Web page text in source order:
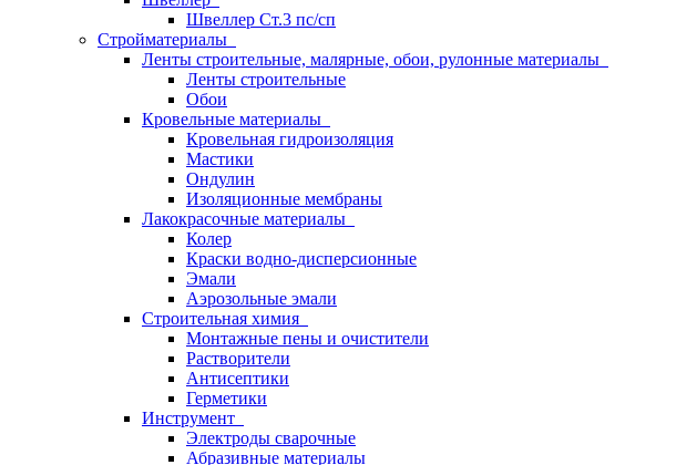
Швеллер Ст.3 пс/сп
Стройматериалы
Ленты строительные, малярные, обои, рулонные материалы
Ленты строительные
Обои
Кровельные материалы
Кровельная гидроизоляция
Мастики
Ондулин
Изоляционные мембраны
Лакокрасочные материалы
Колер
Краски водно-дисперсионные
Эмали
Аэрозольные эмали
Строительная химия
Монтажные пены и очистители
Растворители
Антисептики
Герметики
Инструмент
Электроды сварочные
Абразивные материалы